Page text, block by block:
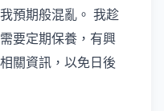
預期般混亂。 我趁
要定期保養，有興
關資訊，以免日後